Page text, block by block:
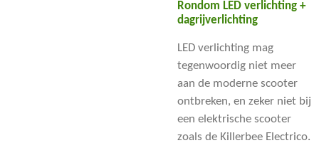
Rondom LED verlichting +
dagrijverlichting
LED verlichting mag
tegenwoordig niet meer
aan de moderne scooter
ontbreken, en zeker niet bij
een elektrische scooter
zoals de Killerbee Electrico.